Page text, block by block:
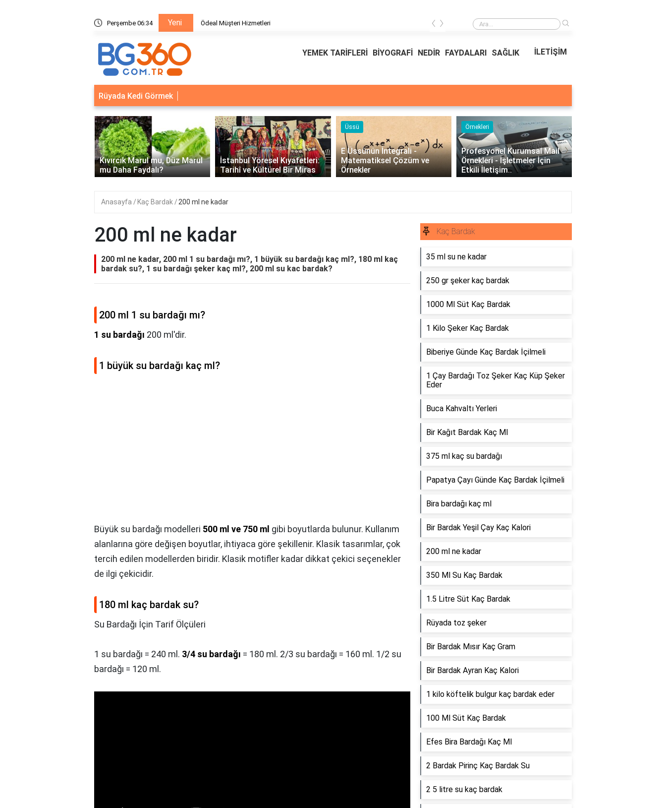
Perşembe 06:34 Yeni
Sistemleri: Akıllı Kilit ve Çelik Gövde Çözümleri Ödeal Müşteri Hizmetleri Ödeal Müşteri Hizmetleri
‹ ›
YEMEK TARİFLERİ BİYOGRAFİ NEDİR FAYDALARI SAĞLIK İLETİŞİM
Rüyada Kedi Görmek
Kıvırcık Marul mu, Düz Marul
mu Daha Faydalı?
İstanbul Yöresel Kıyafetleri:
Tarihî ve Kültürel Bir Miras
Üssü
E Üssünün İntegrali -
Matematiksel Çözüm ve
Örnekler
Örnekleri
Profesyonel Kurumsal Mail
Örnekleri - İşletmeler İçin
Etkili İletişim..
‹ ›
Anasayfa Kaç Bardak 200 ml ne kadar
200 ml ne kadar
200 ml ne kadar, 200 ml 1 su bardağı mı?, 1 büyük su bardağı kaç ml?, 180 ml kaç
bardak su?, 1 su bardağı şeker kaç ml?, 200 ml su kac bardak?
200 ml 1 su bardağı mı?
1 su bardağı 200 ml'dir.
1 büyük su bardağı kaç ml?
Büyük su bardağı modelleri 500 ml ve 750 ml gibi boyutlarda bulunur. Kullanım
alanlarına göre değişen boyutlar, ihtiyaca göre şekillenir. Klasik tasarımlar, çok
tercih edilen modellerden biridir. Klasik motifler kadar dikkat çekici seçenekler
de ilgi çekicidir.
180 ml kaç bardak su?
Su Bardağı İçin Tarif Ölçüleri
1 su bardağı = 240 ml. 3/4 su bardağı = 180 ml. 2/3 su bardağı = 160 ml. 1/2 su
bardağı = 120 ml.
Kaç Bardak
35 ml su ne kadar
250 gr şeker kaç bardak
1000 Ml Süt Kaç Bardak
1 Kilo Şeker Kaç Bardak
Biberiye Günde Kaç Bardak İçilmeli
1 Çay Bardağı Toz Şeker Kaç Küp Şeker
Eder
Buca Kahvaltı Yerleri
Bir Kağıt Bardak Kaç Ml
375 ml kaç su bardağı
Papatya Çayı Günde Kaç Bardak İçilmeli
Bira bardağı kaç ml
Bir Bardak Yeşil Çay Kaç Kalori
200 ml ne kadar
350 Ml Su Kaç Bardak
1.5 Litre Süt Kaç Bardak
Rüyada toz şeker
Bir Bardak Mısır Kaç Gram
Bir Bardak Ayran Kaç Kalori
1 kilo köftelik bulgur kaç bardak eder
100 Ml Süt Kaç Bardak
Efes Bira Bardağı Kaç Ml
2 Bardak Pirinç Kaç Bardak Su
2 5 litre su kaç bardak